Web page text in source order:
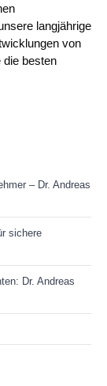
langjährige
von
die besten
– Dr. Andreas
sichere
Dr. Andreas